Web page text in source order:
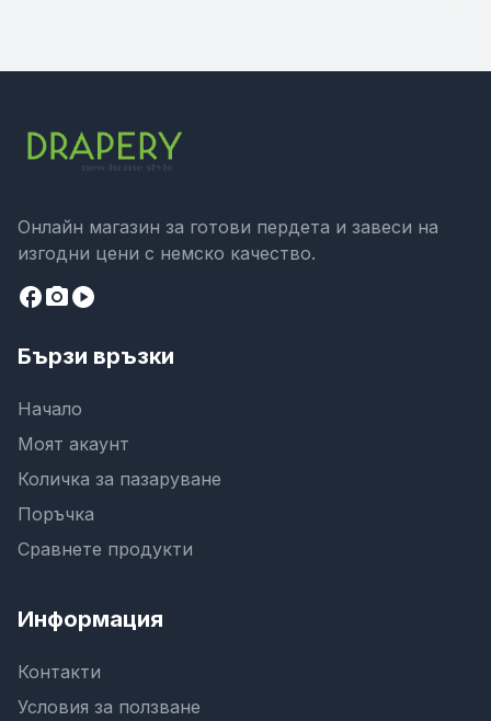
Онлайн магазин за готови пердета и завеси на
изгодни цени с немско качество.
facebookcamera_altplay_circle
Бързи връзки
Начало
Моят акаунт
Количка за пазаруване
Поръчка
Сравнете продукти
Информация
Контакти
Условия за ползване